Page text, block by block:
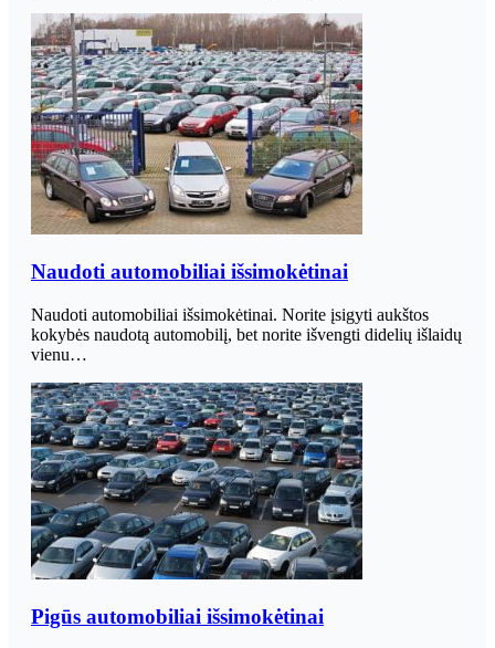
Naudoti automobiliai išsimokėtinai
Naudoti automobiliai išsimokėtinai. Norite įsigyti aukštos
kokybės naudotą automobilį, bet norite išvengti didelių išlaidų
vienu…
Pigūs automobiliai išsimokėtinai